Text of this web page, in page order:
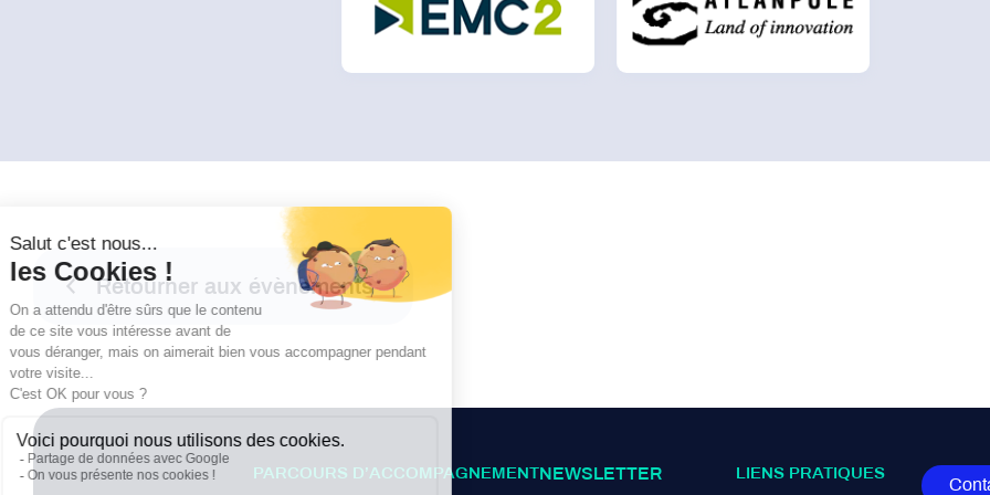
Retourner aux évènements
PARCOURS D’ACCOMPAGNEMENT NEWSLETTER LIENS PRATIQUES